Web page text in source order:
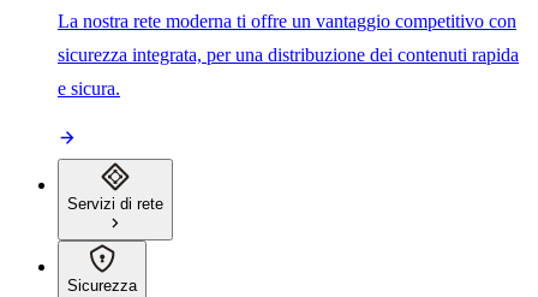
La nostra rete moderna ti offre un vantaggio competitivo con
sicurezza integrata, per una distribuzione dei contenuti rapida
e sicura.
Servizi di rete
Sicurezza